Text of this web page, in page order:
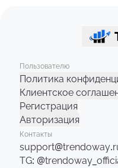
Пользователю
Политика
Клиентское
Регистрация
Авторизация
Контакты
TG: